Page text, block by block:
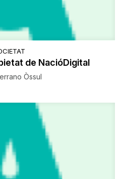
de NacióDigital
Òssul